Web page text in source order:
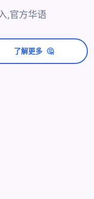
,官方华语
了解更多 🤔